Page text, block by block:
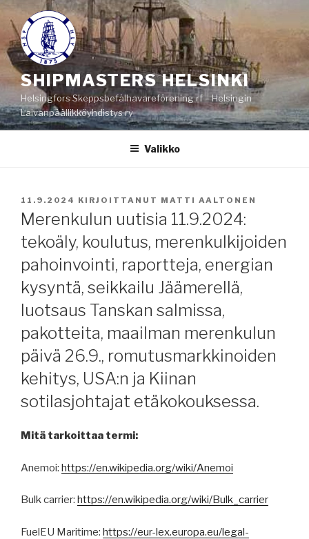
Siirry
sisältöön
SHIPMASTERS HELSINKI
Helsingfors Skeppsbefälhavareförening rf – Helsingin
Laivanpäällikköyhdistys ry
Valikko
JULKAISTU
11.9.2024 KIRJOITTANUT MATTI AALTONEN
Merenkulun uutisia 11.9.2024:
tekoäly, koulutus, merenkulkijoiden
pahoinvointi, raportteja, energian
kysyntä, seikkailu Jäämerellä,
luotsaus Tanskan salmissa,
pakotteita, maailman merenkulun
päivä 26.9., romutusmarkkinoiden
kehitys, USA:n ja Kiinan
sotilasjohtajat etäkokouksessa.
Mitä tarkoittaa termi:
Anemoi: https://en.wikipedia.org/wiki/Anemoi
Bulk carrier: https://en.wikipedia.org/wiki/Bulk_carrier
FuelEU Maritime: https://eur-lex.europa.eu/legal-